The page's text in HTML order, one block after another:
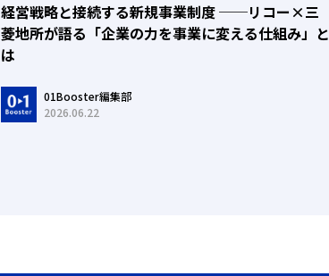
経営戦略と接続する新規事業制度 ──リコー×三
菱地所が語る「企業の力を事業に変える仕組み」と
は
01Booster編集部
2026.06.22